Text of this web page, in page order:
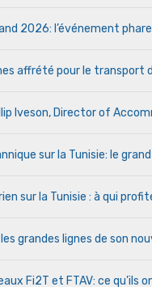
2026: l’événement
affrété pour le transport
Iveson, Director of
sur la Tunisie: le
sur la Tunisie : à qui
les grandes lignes de son
Fi2T et FTAV: ce qu’ils